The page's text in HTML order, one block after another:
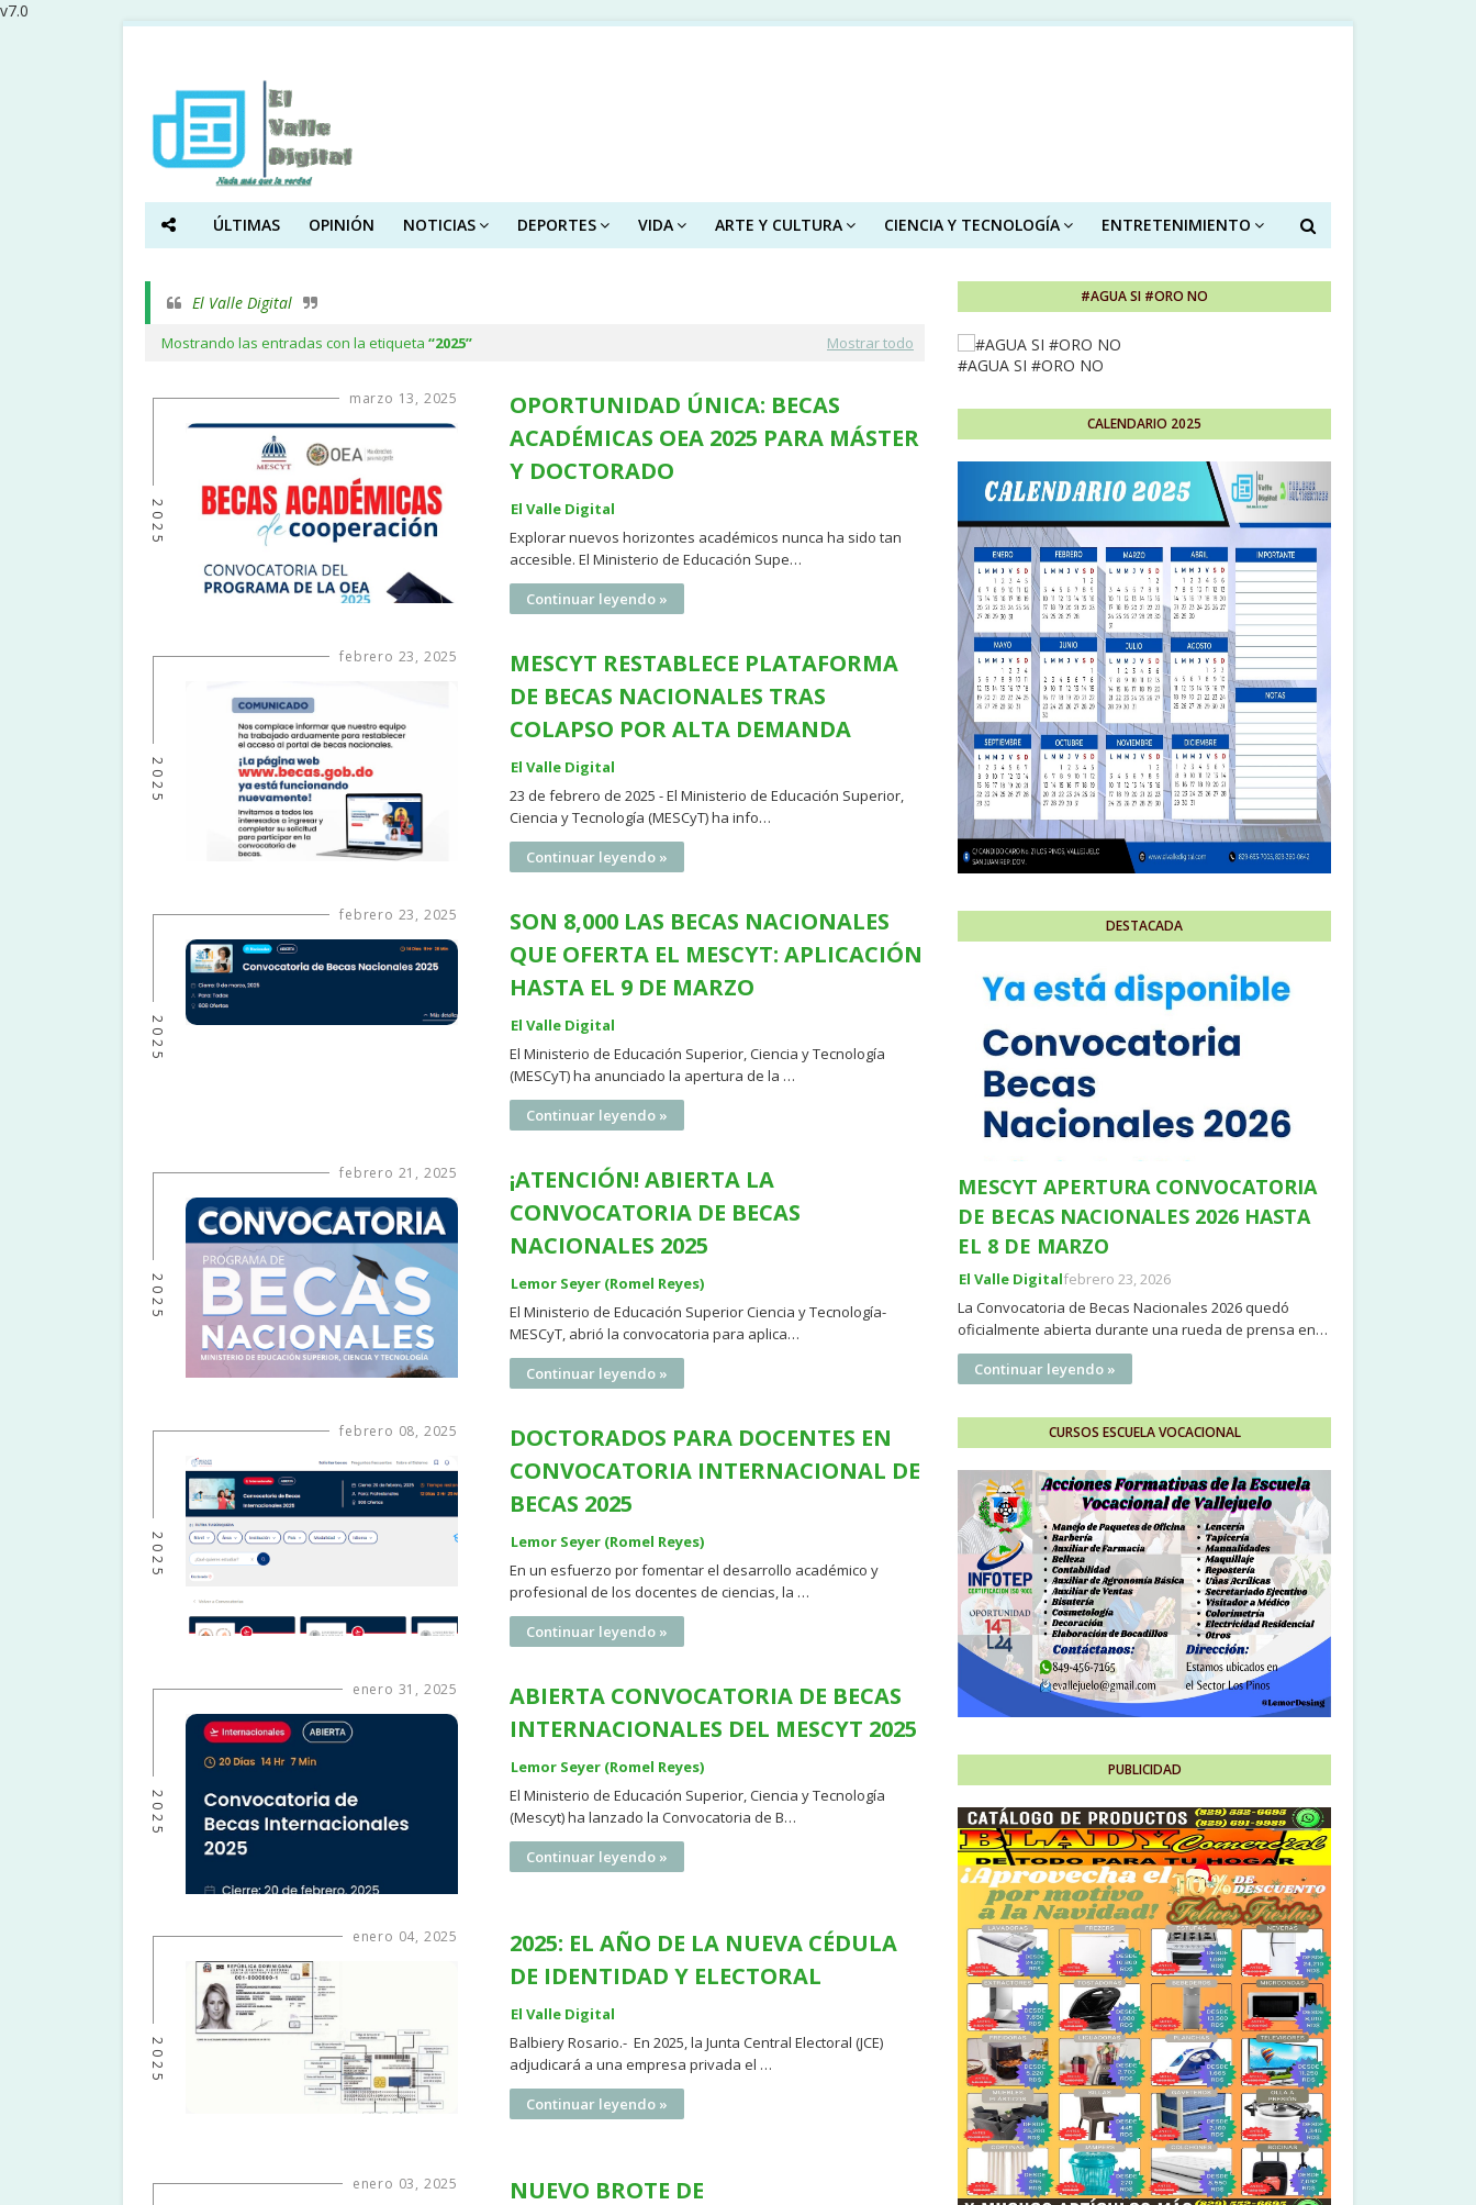
v7.0
ÚLTIMAS OPINIÓN NOTICIAS DEPORTES VIDA ARTE Y CULTURA CIENCIA Y TECNOLOGÍA ENTRETENIMIENTO
El Valle Digital
Mostrando las entradas con la etiqueta 2025 Mostrar todo
marzo 13, 2025
2025
OPORTUNIDAD ÚNICA: BECAS
ACADÉMICAS OEA 2025 PARA MÁSTER
Y DOCTORADO
El Valle Digital
Explorar nuevos horizontes académicos nunca ha sido tan
accesible. El Ministerio de Educación Supe…
Continuar leyendo »
febrero 23, 2025
2025
MESCYT RESTABLECE PLATAFORMA
DE BECAS NACIONALES TRAS
COLAPSO POR ALTA DEMANDA
El Valle Digital
23 de febrero de 2025 - El Ministerio de Educación Superior,
Ciencia y Tecnología (MESCyT) ha info…
Continuar leyendo »
febrero 23, 2025
2025
SON 8,000 LAS BECAS NACIONALES
QUE OFERTA EL MESCYT: APLICACIÓN
HASTA EL 9 DE MARZO
El Valle Digital
El Ministerio de Educación Superior, Ciencia y Tecnología
(MESCyT) ha anunciado la apertura de la …
Continuar leyendo »
febrero 21, 2025
2025
¡ATENCIÓN! ABIERTA LA
CONVOCATORIA DE BECAS
NACIONALES 2025
Lemor Seyer (Romel Reyes)
El Ministerio de Educación Superior Ciencia y Tecnología-
MESCyT, abrió la convocatoria para aplica…
Continuar leyendo »
febrero 08, 2025
2025
DOCTORADOS PARA DOCENTES EN
CONVOCATORIA INTERNACIONAL DE
BECAS 2025
Lemor Seyer (Romel Reyes)
En un esfuerzo por fomentar el desarrollo académico y
profesional de los docentes de ciencias, la …
Continuar leyendo »
enero 31, 2025
2025
ABIERTA CONVOCATORIA DE BECAS
INTERNACIONALES DEL MESCYT 2025
Lemor Seyer (Romel Reyes)
El Ministerio de Educación Superior, Ciencia y Tecnología
(Mescyt) ha lanzado la Convocatoria de B…
Continuar leyendo »
enero 04, 2025
2025
2025: EL AÑO DE LA NUEVA CÉDULA
DE IDENTIDAD Y ELECTORAL
El Valle Digital
Balbiery Rosario.- En 2025, la Junta Central Electoral (JCE)
adjudicará a una empresa privada el …
Continuar leyendo »
enero 03, 2025
NUEVO BROTE DE
#AGUA SI #ORO NO
#AGUA SI #ORO NO
CALENDARIO 2025
DESTACADA
MESCYT APERTURA CONVOCATORIA
DE BECAS NACIONALES 2026 HASTA
EL 8 DE MARZO
El Valle Digitalfebrero 23, 2026
La Convocatoria de Becas Nacionales 2026 quedó
oficialmente abierta durante una rueda de prensa en…
Continuar leyendo »
CURSOS ESCUELA VOCACIONAL
PUBLICIDAD